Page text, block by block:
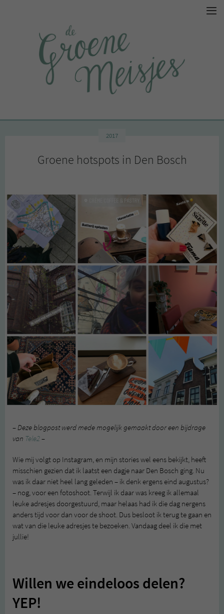
2017
Groene hotspots in Den Bosch
– Deze blogpost werd mede mogelijk gemaakt door een bijdrage
van Tele2–
Wie mij volgt op Instagram, en mijn stories wel eens bekijkt, heeft
misschien gezien dat ik laatst een dagje naar Den Bosch ging. Nu
was ik daar niet heel lang geleden – ik denk ergens eind augustus?
– nog, voor een fotoshoot. Terwijl ik daar was kreeg ik allemaal
leuke adresjes doorgestuurd, maar helaas had ik die dag nergens
anders tijd voor dan voor de shoot. Dus besloot ik terug te gaan en
wat van die leuke adresjes te bezoeken. Vandaag deel ik die met
jullie!
Willen we eindeloos delen?
YEP!